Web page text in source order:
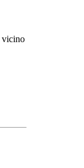
vicino